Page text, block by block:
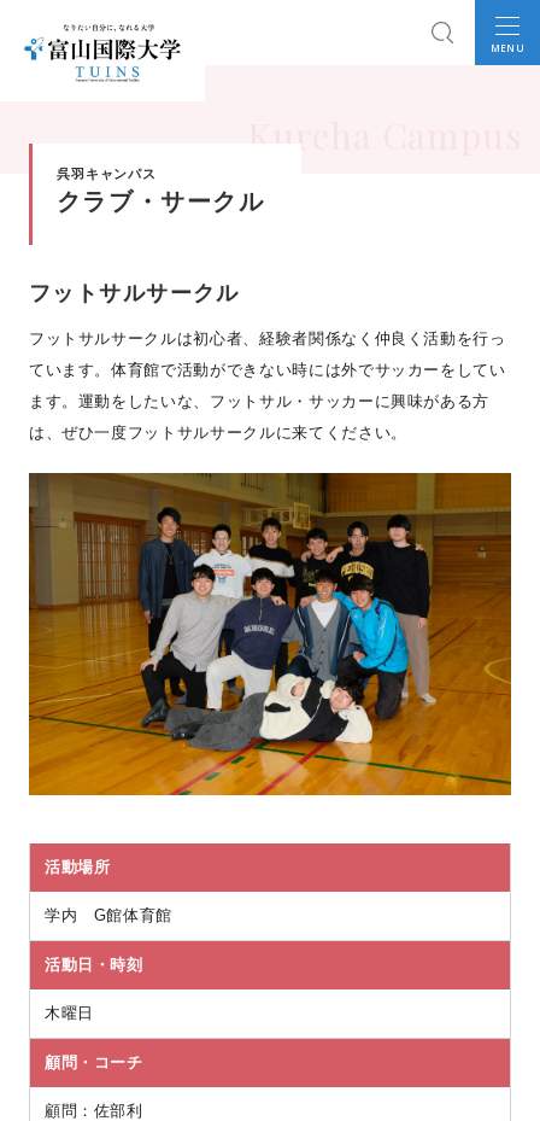
MENU
Kureha Campus
呉羽キャンパス
クラブ・サークル
フットサルサークル
フットサルサークルは初心者、経験者関係なく仲良く活動を行っ
ています。体育館で活動ができない時には外でサッカーをしてい
ます。運動をしたいな、フットサル・サッカーに興味がある方
は、ぜひ一度フットサルサークルに来てください。
活動場所
学内 G館体育館
活動日・時刻
木曜日
顧問・コーチ
顧問：佐部利